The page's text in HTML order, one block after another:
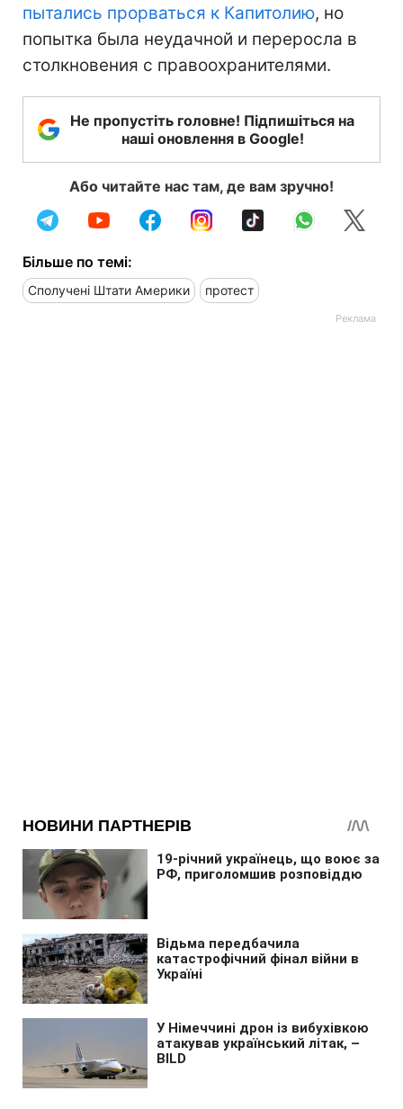
пытались прорваться к Капитолию, но
попытка была неудачной и переросла в
столкновения с правоохранителями.
Не пропустіть головне! Підпишіться на
наші оновлення в Google!
Або читайте нас там, де вам зручно!
Більше по темі:
Сполучені Штати Америки протест